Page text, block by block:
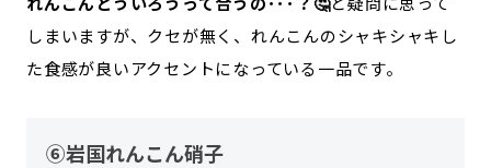
しまいますが、クセが無く、れんこんのシャキシャキし
た食感が良いアクセントになっている一品です。
⑥岩国れんこん硝子